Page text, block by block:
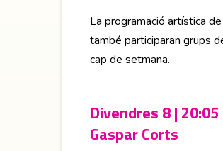
La programació artística
també participaran grups
cap de setmana.
Divendres 8 |
Gaspar Corts